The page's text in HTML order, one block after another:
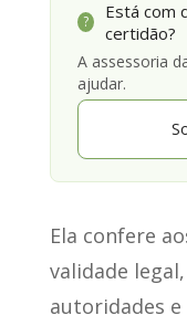
?
Está com
certidão?
A assessoria
ajudar.
Ela confere
validade legal
autoridades